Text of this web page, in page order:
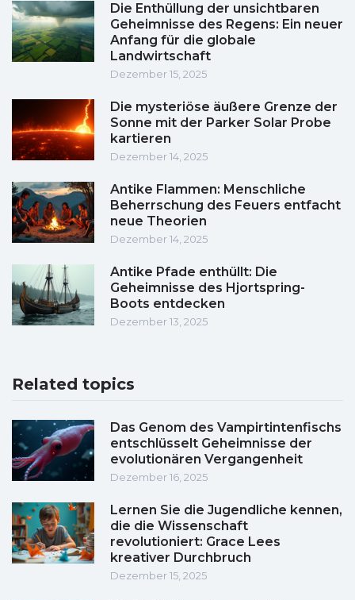
Die Enthüllung der unsichtbaren
Geheimnisse des Regens: Ein neuer
Anfang für die globale
Landwirtschaft
Dezember 15, 2025
Die mysteriöse äußere Grenze der
Sonne mit der Parker Solar Probe
kartieren
Dezember 14, 2025
Antike Flammen: Menschliche
Beherrschung des Feuers entfacht
neue Theorien
Dezember 14, 2025
Antike Pfade enthüllt: Die
Geheimnisse des Hjortspring-
Boots entdecken
Dezember 13, 2025
Related topics
Das Genom des Vampirtintenfischs
entschlüsselt Geheimnisse der
evolutionären Vergangenheit
Dezember 16, 2025
Lernen Sie die Jugendliche kennen,
die die Wissenschaft
revolutioniert: Grace Lees
kreativer Durchbruch
Dezember 15, 2025